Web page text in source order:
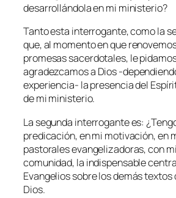
desarrollándola en mi ministerio?
Tanto esta interrogante, como la
que, al momento en que
promesas sacerdotales, le
agradezcamos a Dios -
experiencia- la presencia del
de mi ministerio.
La segunda interrogante es:
predicación, en mi motivación, en
pastorales evangelizadoras, con
comunidad, la indispensable
Evangelios sobre los demás textos
Dios.